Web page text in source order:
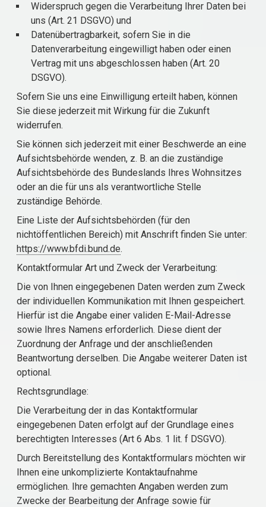
Widerspruch gegen die Verarbeitung Ihrer Daten bei
uns (Art. 21 DSGVO) und
Datenübertragbarkeit, sofern Sie in die
Datenverarbeitung eingewilligt haben oder einen
Vertrag mit uns abgeschlossen haben (Art. 20
DSGVO).
Sofern Sie uns eine Einwilligung erteilt haben, können
Sie diese jederzeit mit Wirkung für die Zukunft
widerrufen.
Sie können sich jederzeit mit einer Beschwerde an eine
Aufsichtsbehörde wenden, z. B. an die zuständige
Aufsichtsbehörde des Bundeslands Ihres Wohnsitzes
oder an die für uns als verantwortliche Stelle
zuständige Behörde.
Eine Liste der Aufsichtsbehörden (für den
nichtöffentlichen Bereich) mit Anschrift finden Sie unter:
https://www.bfdi.bund.de.
Kontaktformular Art und Zweck der Verarbeitung:
Die von Ihnen eingegebenen Daten werden zum Zweck
der individuellen Kommunikation mit Ihnen gespeichert.
Hierfür ist die Angabe einer validen E-Mail-Adresse
sowie Ihres Namens erforderlich. Diese dient der
Zuordnung der Anfrage und der anschließenden
Beantwortung derselben. Die Angabe weiterer Daten ist
optional.
Rechtsgrundlage:
Die Verarbeitung der in das Kontaktformular
eingegebenen Daten erfolgt auf der Grundlage eines
berechtigten Interesses (Art 6 Abs. 1 lit. f DSGVO).
Durch Bereitstellung des Kontaktformulars möchten wir
Ihnen eine unkomplizierte Kontaktaufnahme
ermöglichen. Ihre gemachten Angaben werden zum
Zwecke der Bearbeitung der Anfrage sowie für